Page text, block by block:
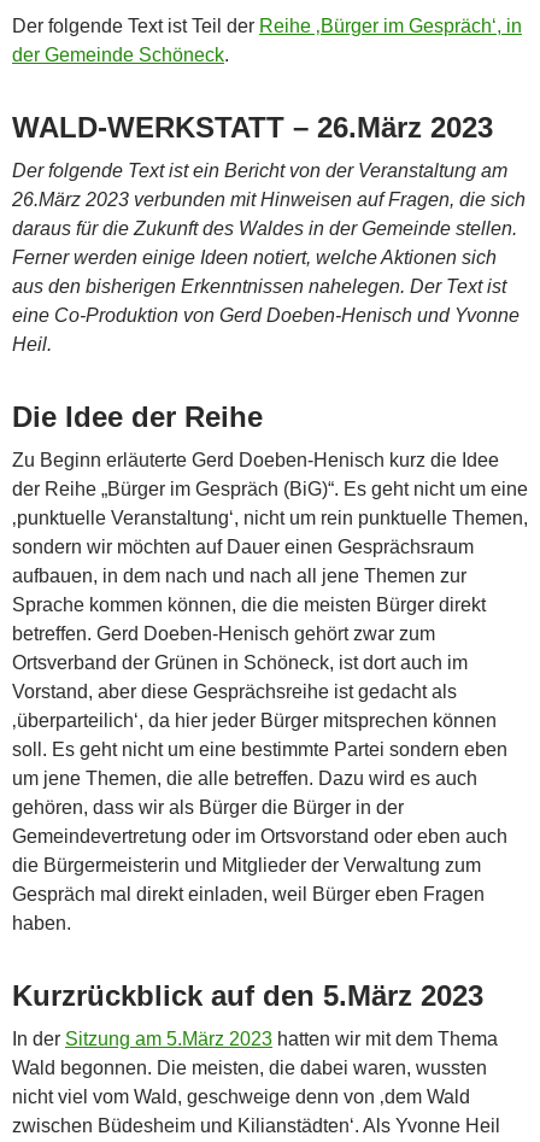
Der folgende Text ist Teil der Reihe ‚Bürger im Gespräch‘, in
der Gemeinde Schöneck.
WALD-WERKSTATT – 26.März 2023
Der folgende Text ist ein Bericht von der Veranstaltung am
26.März 2023 verbunden mit Hinweisen auf Fragen, die sich
daraus für die Zukunft des Waldes in der Gemeinde stellen.
Ferner werden einige Ideen notiert, welche Aktionen sich
aus den bisherigen Erkenntnissen nahelegen. Der Text ist
eine Co-Produktion von Gerd Doeben-Henisch und Yvonne
Heil.
Die Idee der Reihe
Zu Beginn erläuterte Gerd Doeben-Henisch kurz die Idee
der Reihe „Bürger im Gespräch (BiG)“. Es geht nicht um eine
‚punktuelle Veranstaltung‘, nicht um rein punktuelle Themen,
sondern wir möchten auf Dauer einen Gesprächsraum
aufbauen, in dem nach und nach all jene Themen zur
Sprache kommen können, die die meisten Bürger direkt
betreffen. Gerd Doeben-Henisch gehört zwar zum
Ortsverband der Grünen in Schöneck, ist dort auch im
Vorstand, aber diese Gesprächsreihe ist gedacht als
‚überparteilich‘, da hier jeder Bürger mitsprechen können
soll. Es geht nicht um eine bestimmte Partei sondern eben
um jene Themen, die alle betreffen. Dazu wird es auch
gehören, dass wir als Bürger die Bürger in der
Gemeindevertretung oder im Ortsvorstand oder eben auch
die Bürgermeisterin und Mitglieder der Verwaltung zum
Gespräch mal direkt einladen, weil Bürger eben Fragen
haben.
Kurzrückblick auf den 5.März 2023
In der Sitzung am 5.März 2023 hatten wir mit dem Thema
Wald begonnen. Die meisten, die dabei waren, wussten
nicht viel vom Wald, geschweige denn von ‚dem Wald
zwischen Büdesheim und Kilianstädten‘. Als Yvonne Heil